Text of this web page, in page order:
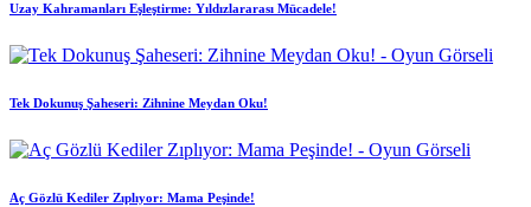
Uzay Kahramanları Eşleştirme: Yıldızlararası Mücadele!
Tek Dokunuş Şaheseri: Zihnine Meydan Oku!
Aç Gözlü Kediler Zıplıyor: Mama Peşinde!